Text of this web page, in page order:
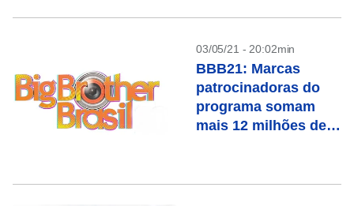
03/05/21 - 20:02min
BBB21: Marcas
patrocinadoras do
programa somam
mais 12 milhões de